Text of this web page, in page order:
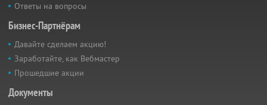
Ответы на вопросы
Бизнес-Партнёрам
Давайте сделаем акцию!
Заработайте, как Вебмастер
Прошедшие акции
Документы